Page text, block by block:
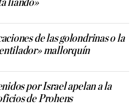
liando»
de las golondrinas o la
mallorquín
por Israel apelan a la
de Prohens